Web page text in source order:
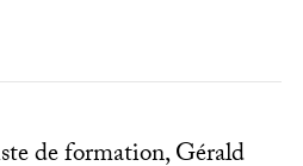
de formation, Gérald